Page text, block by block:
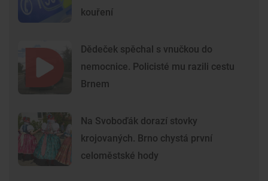
kouření
Dědeček spěchal s vnučkou do
nemocnice. Policisté mu razili cestu
Brnem
Na Svoboďák dorazí stovky
krojovaných. Brno chystá první
celoměstské hody